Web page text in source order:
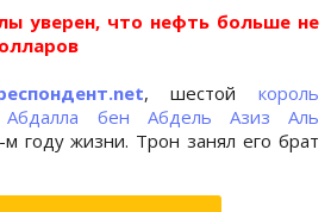
уверен, что нефть больше не
net, шестой король
Абдалла бен Абдель Азиз Аль
году жизни. Трон занял его брат